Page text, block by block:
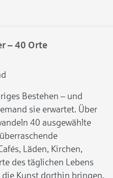
– 40 Orte
Bestehen – und
sie erwartet. Über
40 ausgewählte
Läden, Kirchen,
des täglichen Lebens
die Kunst dorthin bringen,